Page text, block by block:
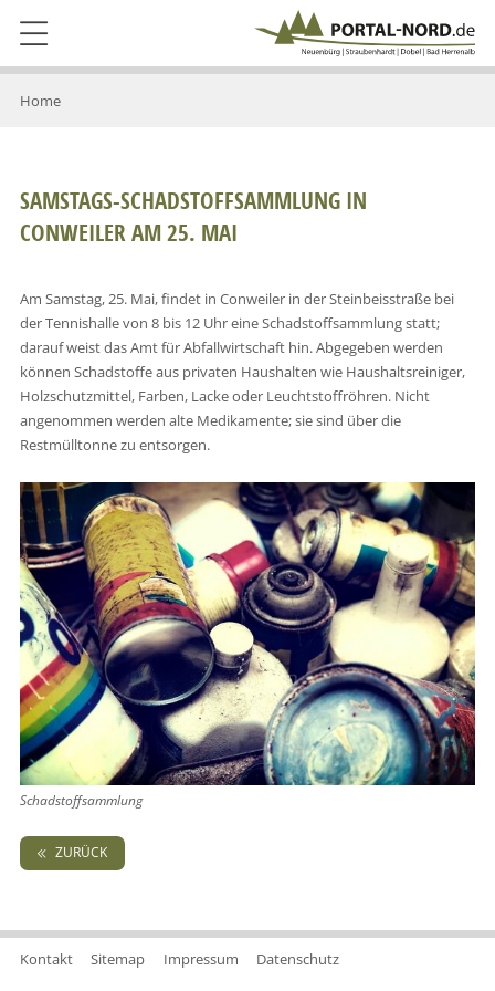
Home
SAMSTAGS-SCHADSTOFFSAMMLUNG IN
CONWEILER AM 25. MAI
Am Samstag, 25. Mai, findet in Conweiler in der Steinbeisstraße bei
der Tennishalle von 8 bis 12 Uhr eine Schadstoffsammlung statt;
darauf weist das Amt für Abfallwirtschaft hin. Abgegeben werden
können Schadstoffe aus privaten Haushalten wie Haushaltsreiniger,
Holzschutzmittel, Farben, Lacke oder Leuchtstoffröhren. Nicht
angenommen werden alte Medikamente; sie sind über die
Restmülltonne zu entsorgen.
Schadstoffsammlung
ZURÜCK
Kontakt Sitemap Impressum Datenschutz